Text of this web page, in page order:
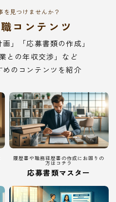
を見つけませんか？
コンテンツ
」「応募書類の作成」
との年収交渉」など
のコンテンツを紹介
履歴書や職務経歴書の作成にお困りの
方はコチラ
応募書類マスター